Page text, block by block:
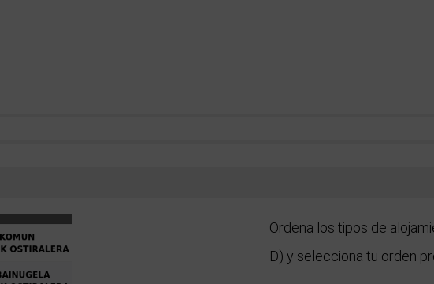
Ordena los tipos de
D) y selecciona tu orden